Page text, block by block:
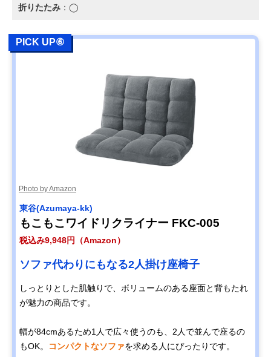
折りたたみ ：◯
PICK UP⑥
Photo by Amazon
東谷(Azumaya-kk)
もこもこワイドリクライナー FKC-005
税込み9,948円（Amazon）
ソファ代わりにもなる2人掛け座椅子
しっとりとした肌触りで、ボリュームのある座面と背もたれ
が魅力の商品です。
幅が84cmあるため1人で広々使うのも、2人で並んで座るの
もOK。
コンパクトなソファを求める人にぴったりです。